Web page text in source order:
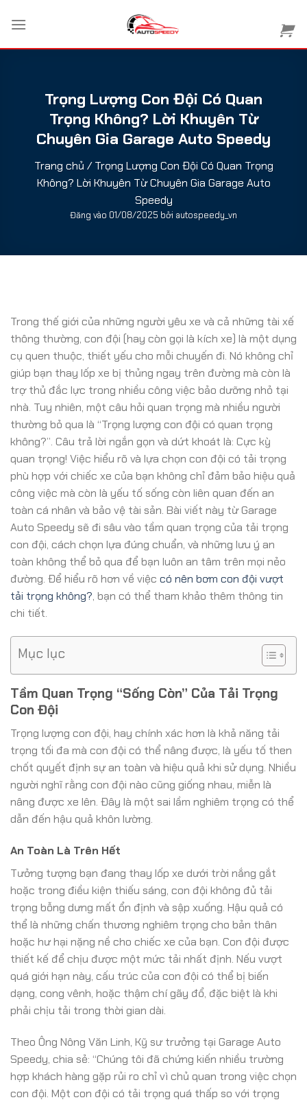
qua
Trọng Lượng Con Đội Có Quan
Trọng Không? Lời Khuyên Từ
Chuyên Gia Garage Auto Speedy
Trang chủ /Trọng Lượng Con Đội Có Quan Trọng
Không? Lời Khuyên Từ Chuyên Gia Garage Auto
Speedy
Đăng vào 01/08/2025 bởi autospeedy_vn
Trong thế giới của những người yêu xe và cả những tài xế
thông thường, con đội (hay còn gọi là kích xe) là một dụng
cụ quen thuộc, thiết yếu cho mỗi chuyến đi. Nó không chỉ
giúp bạn thay lốp xe bị thủng ngay trên đường mà còn là
trợ thủ đắc lực trong nhiều công việc bảo dưỡng nhỏ tại
nhà. Tuy nhiên, một câu hỏi quan trọng mà nhiều người
thường bỏ qua là “Trọng lượng con đội có quan trọng
không?”. Câu trả lời ngắn gọn và dứt khoát là: Cực kỳ
quan trọng! Việc hiểu rõ và lựa chọn con đội có tải trọng
phù hợp với chiếc xe của bạn không chỉ đảm bảo hiệu quả
công việc mà còn là yếu tố sống còn liên quan đến an
toàn cá nhân và bảo vệ tài sản. Bài viết này từ Garage
Auto Speedy sẽ đi sâu vào tầm quan trọng của tải trọng
con đội, cách chọn lựa đúng chuẩn, và những lưu ý an
toàn không thể bỏ qua để bạn luôn an tâm trên mọi nẻo
đường. Để hiểu rõ hơn về việc có nên bơm con đội vượt
tải trọng không?, bạn có thể tham khảo thêm thông tin
chi tiết.
Mục lục
Tầm Quan Trọng “Sống Còn” Của Tải Trọng
Con Đội
Trọng lượng con đội, hay chính xác hơn là khả năng tải
trọng tối đa mà con đội có thể nâng được, là yếu tố then
chốt quyết định sự an toàn và hiệu quả khi sử dụng. Nhiều
người nghĩ rằng con đội nào cũng giống nhau, miễn là
nâng được xe lên. Đây là một sai lầm nghiêm trọng có thể
dẫn đến hậu quả khôn lường.
An Toàn Là Trên Hết
Tưởng tượng bạn đang thay lốp xe dưới trời nắng gắt
hoặc trong điều kiện thiếu sáng, con đội không đủ tải
trọng bỗng dưng mất ổn định và sập xuống. Hậu quả có
thể là những chấn thương nghiêm trọng cho bản thân
hoặc hư hại nặng nề cho chiếc xe của bạn. Con đội được
thiết kế để chịu được một mức tải nhất định. Nếu vượt
quá giới hạn này, cấu trúc của con đội có thể bị biến
dạng, cong vênh, hoặc thậm chí gãy đổ, đặc biệt là khi
phải chịu tải trong thời gian dài.
Theo Ông Nông Văn Linh, Kỹ sư trưởng tại Garage Auto
Speedy, chia sẻ: “Chúng tôi đã chứng kiến nhiều trường
hợp khách hàng gặp rủi ro chỉ vì chủ quan trong việc chọn
con đội. Một con đội có tải trọng quá thấp so với trọng